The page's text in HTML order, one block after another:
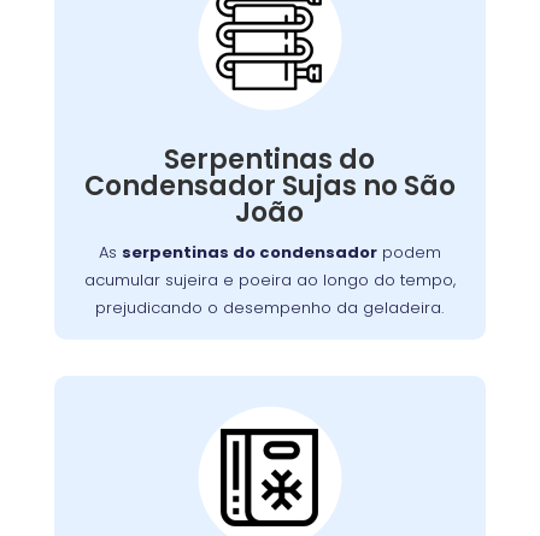
Serpentinas do
Condensador Sujas no São
João
As serpentinas do condensadorpodem
acumular sujeira e poeira ao longo do tempo,
prejudicando o desempenho da geladeira.
Serpentinas do
Condensador Sujas:
limpeza regular
, mas se negligenciado, pode
exigir um serviço mais detalhado para
restaurar o funcionamento adequado do
Vedações de Junta
Defeituosa: